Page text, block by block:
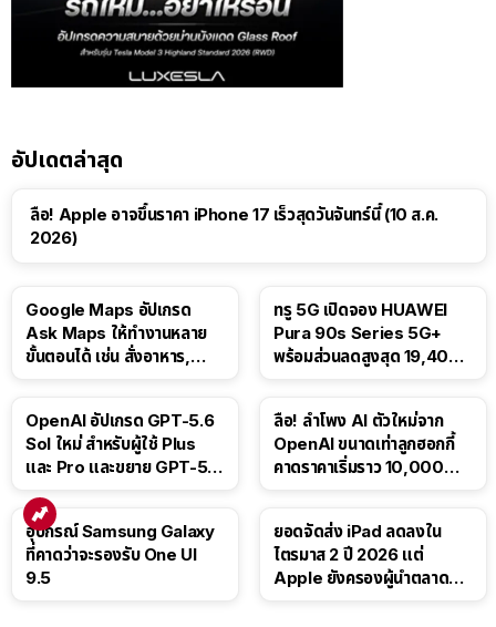
อัปเดตล่าสุด
ลือ! Apple อาจขึ้นราคา iPhone 17 เร็วสุดวันจันทร์นี้ (10 ส.ค.
2026)
Google Maps อัปเกรด
Ask Maps ให้ทำงานหลาย
ขั้นตอนได้ เช่น สั่งอาหาร,
ทรู 5G เปิดจอง HUAWEI
Pura 90s Series 5G+
พร้อมส่วนลดสูงสุด 19,400
OpenAI อัปเกรด GPT-5.6
Sol ใหม่ สำหรับผู้ใช้ Plus
และ Pro และขยาย GPT-5.6
ลือ! ลำโพง AI ตัวใหม่จาก
OpenAI ขนาดเท่าลูกฮอกกี้
คาดราคาเริ่มราว 10,000
อุปกรณ์ Samsung Galaxy
ที่คาดว่าจะรองรับ One UI
9.5
ยอดจัดส่ง iPad ลดลงใน
ไตรมาส 2 ปี 2026 แต่
Apple ยังครองผู้นำตลาด